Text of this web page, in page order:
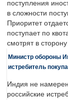
поступления
в сложности
Приоритет
поступает по
смотрят в
Министр обороны
истребитель
Индия не
российские